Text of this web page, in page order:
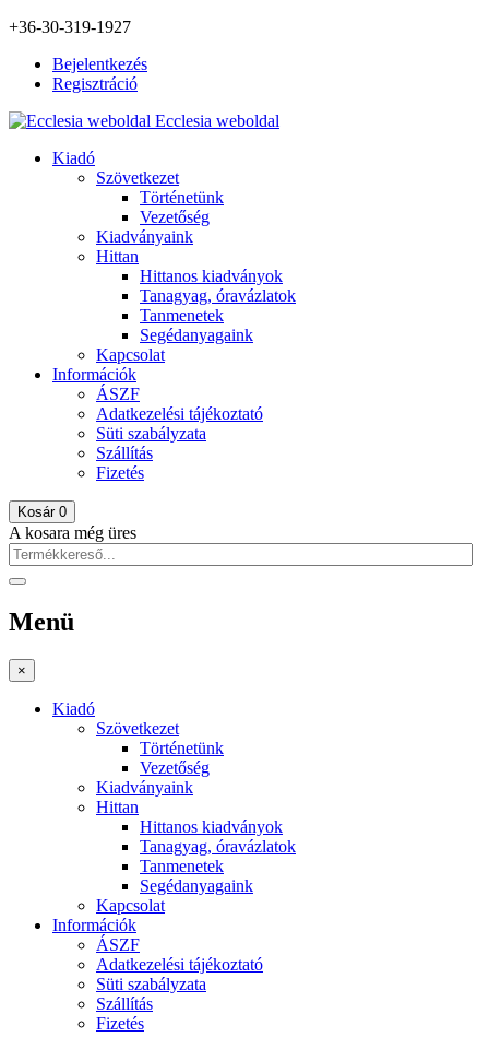
+36-30-319-1927
Bejelentkezés
Regisztráció
Ecclesia weboldal
Kiadó
Szövetkezet
Történetünk
Vezetőség
Kiadványaink
Hittan
Hittanos kiadványok
Tanagyag, óravázlatok
Tanmenetek
Segédanyagaink
Kapcsolat
Információk
ÁSZF
Adatkezelési tájékoztató
Süti szabályzata
Szállítás
Fizetés
Kosár 0
A kosara még üres
Menü
×
Kiadó
Szövetkezet
Történetünk
Vezetőség
Kiadványaink
Hittan
Hittanos kiadványok
Tanagyag, óravázlatok
Tanmenetek
Segédanyagaink
Kapcsolat
Információk
ÁSZF
Adatkezelési tájékoztató
Süti szabályzata
Szállítás
Fizetés